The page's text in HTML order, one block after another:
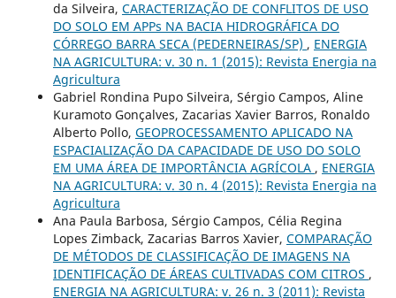
da Silveira, CARACTERIZAÇÃO DE CONFLITOS DE USO
DO SOLO EM APPs NA BACIA HIDROGRÁFICA DO
CÓRREGO BARRA SECA (PEDERNEIRAS/SP) , ENERGIA
NA AGRICULTURA: v. 30 n. 1 (2015): Revista Energia na
Agricultura
Gabriel Rondina Pupo Silveira, Sérgio Campos, Aline
Kuramoto Gonçalves, Zacarias Xavier Barros, Ronaldo
Alberto Pollo, GEOPROCESSAMENTO APLICADO NA
ESPACIALIZAÇÃO DA CAPACIDADE DE USO DO SOLO
EM UMA ÁREA DE IMPORTÂNCIA AGRÍCOLA , ENERGIA
NA AGRICULTURA: v. 30 n. 4 (2015): Revista Energia na
Agricultura
Ana Paula Barbosa, Sérgio Campos, Célia Regina
Lopes Zimback, Zacarias Barros Xavier, COMPARAÇÃO
DE MÉTODOS DE CLASSIFICAÇÃO DE IMAGENS NA
IDENTIFICAÇÃO DE ÁREAS CULTIVADAS COM CITROS ,
ENERGIA NA AGRICULTURA: v. 26 n. 3 (2011): Revista